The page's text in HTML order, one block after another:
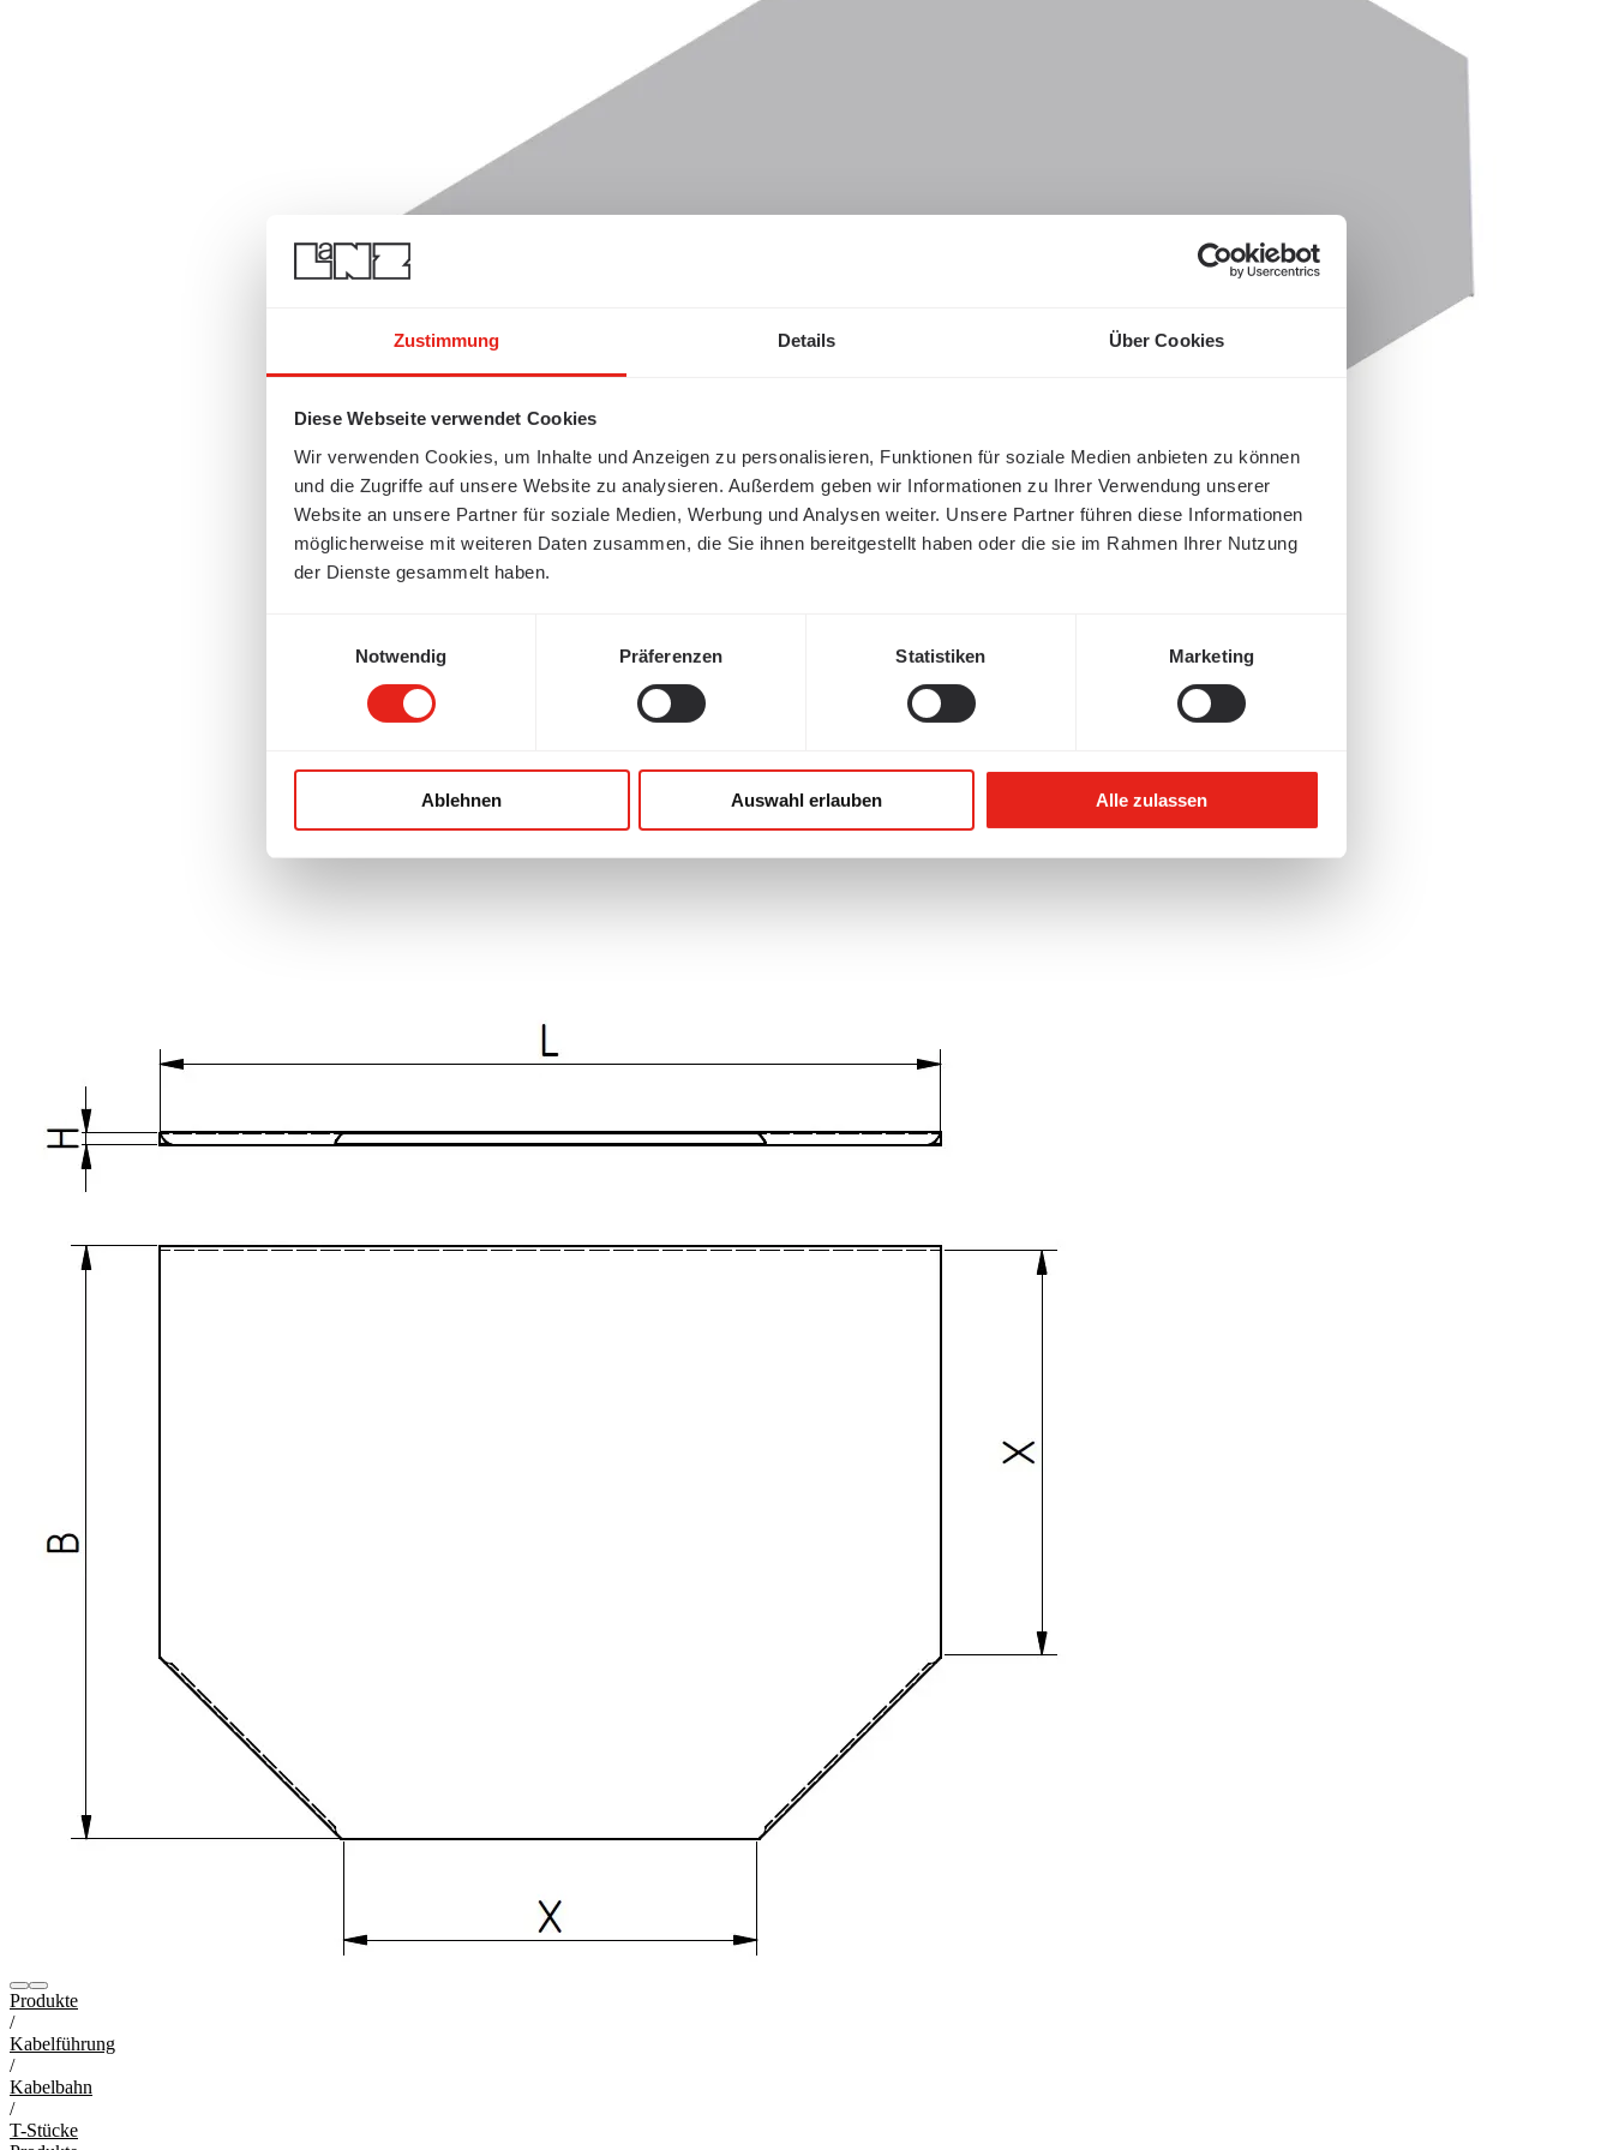
Zustimmung Details Über Cookies
Diese Webseite verwendet Cookies
Wir verwenden Cookies, um Inhalte und Anzeigen zu personalisieren, Funktionen für soziale Medien anbieten zu können
und die Zugriffe auf unsere Website zu analysieren. Außerdem geben wir Informationen zu Ihrer Verwendung unserer
Website an unsere Partner für soziale Medien, Werbung und Analysen weiter. Unsere Partner führen diese Informationen
möglicherweise mit weiteren Daten zusammen, die Sie ihnen bereitgestellt haben oder die sie im Rahmen Ihrer Nutzung
der Dienste gesammelt haben.
Notwendig
Präferenzen Statistiken Marketing
Ablehnen Auswahl erlauben Alle zulassen
Produkte
/
Kabelführung
/
Kabelbahn
/
T-Stücke